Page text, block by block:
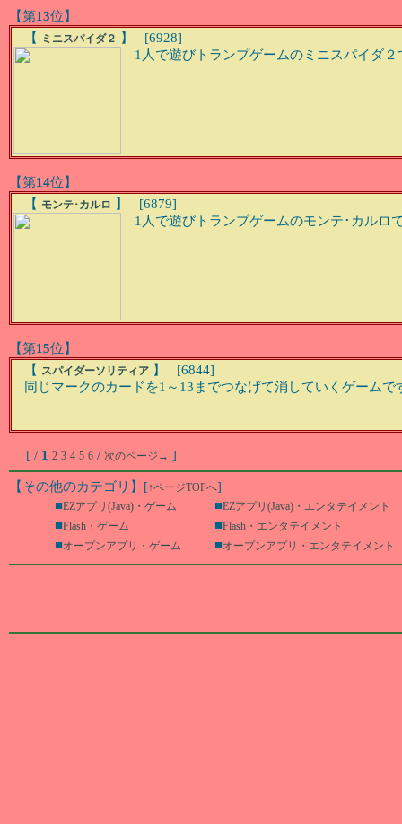
【第13位】
【
ミニスパイダ２
】 [6928]
1人で遊びトランプゲームのミニスパイダ２
【第14位】
【 モンテ･カルロ 】 [6879]
1人で遊びトランプゲームのモンテ･カルロ
【第15位】
【
スパイダーソリティア 】 [6844]
同じマークのカードを1～13までつなげて消していくゲームで
[ / 1 2 3 4 5 6 / 次のページ→ ]
【その他のカテゴリ】 [↑ページTOPへ]
■EZアプリ(Java)・ゲーム ■EZアプリ(Java)・エンタテイメント
■Flash・ゲーム ■Flash・エンタテイメント
■オープンアプリ・ゲーム ■オープンアプリ・エンタテイメント